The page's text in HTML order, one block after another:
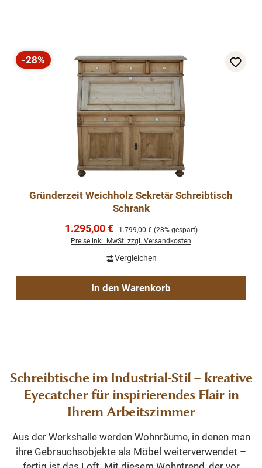
Rabatt
-28%
Gründerzeit Weichholz Sekretär Schreibtisch
Schrank
Verkaufspreis:
1.295,00 € Regulärer Preis:
1.799,00 € (28% gespart)
Preise inkl. MwSt. zzgl. Versandkosten
Vergleichen
In den Warenkorb
Schreibtische im Industrial-Stil – kreative
Eyecatcher für inspirierendes Flair in
Ihrem Arbeitszimmer
Aus der Werkshalle werden Wohnräume, in denen man
ihre Gebrauchsobjekte als Möbel weiterverwendet –